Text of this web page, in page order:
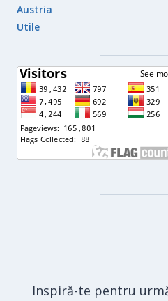
Austria
Utile
Inspiră-te pentru